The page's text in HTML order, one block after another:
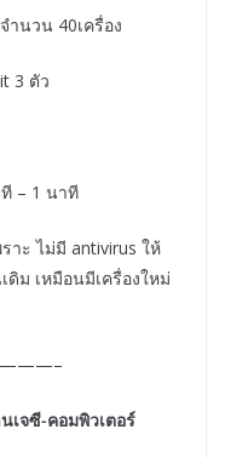
ำนวน 40เครื่อง
3 ตัว
ที – 1 นาที
าะ ไม่มี antivirus ให้
ดิม เหมือนมีเครื่องใหม่
เจซี-คอมพิวเตอร์